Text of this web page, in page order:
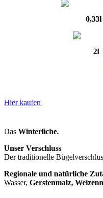
2l
Hier kaufen
Das Winterliche.
Unser Verschluss
Der traditionelle
Regionale und natürliche
Wasser, Gerstenmalz,